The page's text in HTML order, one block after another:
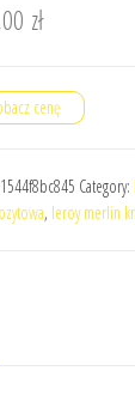
zł
cenę
Category:
, leroy merlin